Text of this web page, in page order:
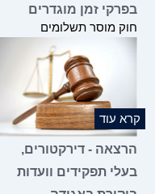
בפרקי זמן מוגדרים
חוק מוסר תשלומים
תשע"ז-2017, והשלכותיו על
רשויות מקומיות
קרא עוד
הרצאה - דירקטורים,
בעלי תפקידים וועדות